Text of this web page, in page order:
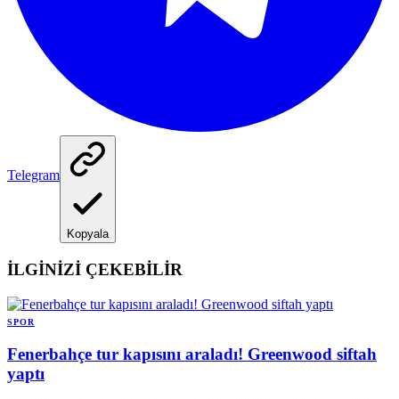
Telegram
Kopyala
İLGİNİZİ ÇEKEBİLİR
SPOR
Fenerbahçe tur kapısını araladı! Greenwood siftah
yaptı